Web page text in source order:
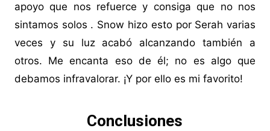
apoyo que nos refuerce y consiga que no nos
sintamos solos . Snow hizo esto por Serah varias
veces y su luz acabó alcanzando también a
otros. Me encanta eso de él; no es algo que
debamos infravalorar. ¡Y por ello es mi favorito!
Conclusiones